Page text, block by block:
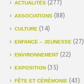
ACTUALITÉS (277)
ASSOCIATIONS (88)
CULTURE (14)
ENFANCE – JEUNESSE (27)
ENVIRONNEMENT (22)
EXPOSITION (35)
FÊTE ET CÉRÉMONIE (43)